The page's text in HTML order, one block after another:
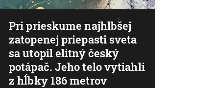
Pri prieskume najhlbšej
zatopenej priepasti sveta
sa utopil elitný český
potápač. Jeho telo vytiahli
z hĺbky 186 metrov